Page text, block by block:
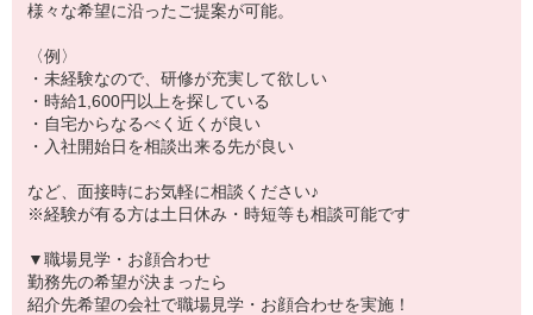
様々な希望に沿ったご提案が可能。
〈例〉
・未経験なので、研修が充実して欲しい
・時給1,600円以上を探している
・自宅からなるべく近くが良い
・入社開始日を相談出来る先が良い
など、面接時にお気軽に相談ください♪
※経験が有る方は土日休み・時短等も相談可能です
▼職場見学・お顔合わせ
勤務先の希望が決まったら
紹介先希望の会社で職場見学・お顔合わせを実施！